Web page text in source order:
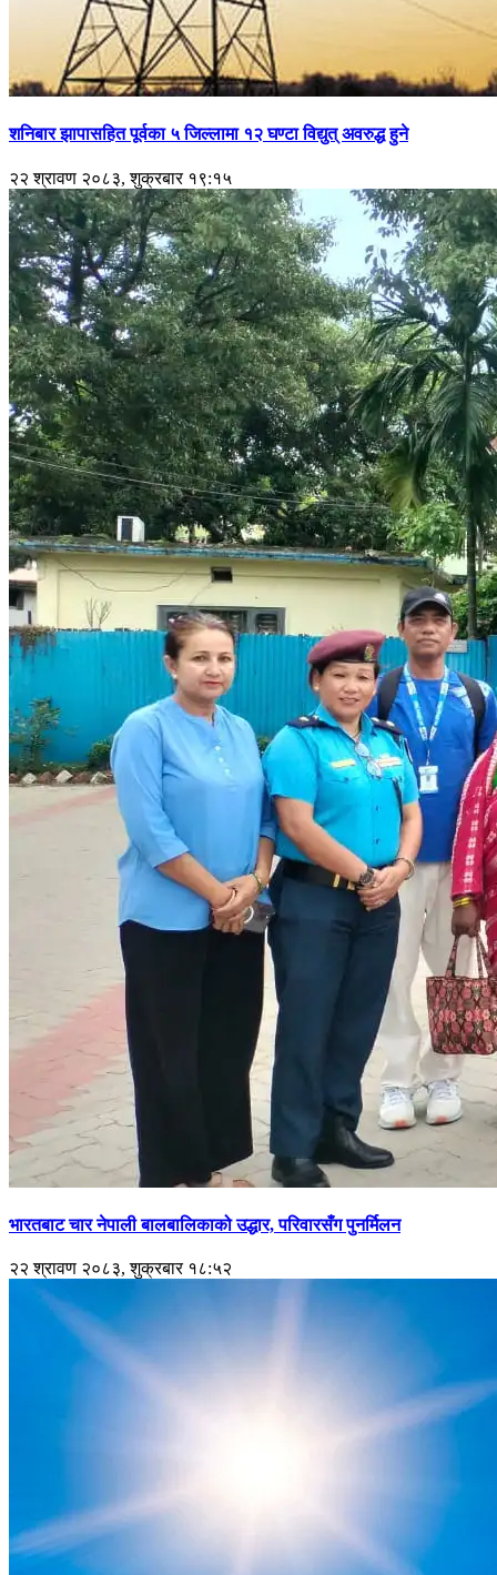
शनिबार झापासहित पूर्वका ५ जिल्लामा १२ घण्टा विद्युत् अवरुद्ध हुने
२२ श्रावण २०८३, शुक्रबार १९:१५
भारतबाट चार नेपाली बालबालिकाको उद्धार, परिवारसँग पुनर्मिलन
२२ श्रावण २०८३, शुक्रबार १८:५२